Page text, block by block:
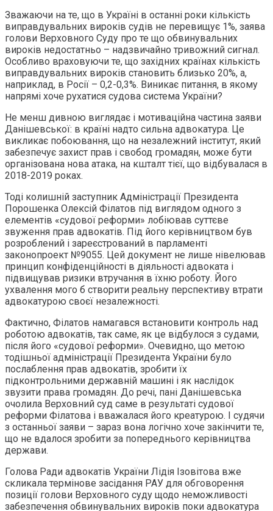
Зважаючи на те, що в Україні в останні роки кількість
виправдувальних вироків судів не перевищує 1%, заява
голови Верховного Суду про те що обвинувальних
вироків недостатньо – надзвичайно тривожний сигнал.
Особливо враховуючи те, що західних країнах кількість
виправдувальних вироків становить близько 20%, а,
наприклад, в Росії – 0,2-0,3%. Виникає питання, в якому
напрямі хоче рухатися судова система України?
Не менш дивною виглядає і мотиваційна частина заяви
Данішевської: в країні надто сильна адвокатура. Це
викликає побоювання, що на незалежний інститут, який
забезпечує захист прав і свобод громадян, може бути
організована нова атака, на кшталт тієї, що відбувалася в
2018-2019 роках.
Тоді колишній заступник Адміністрації Президента
Порошенка Олексій Філатов під виглядом одного з
елементів «судової реформи» лобіював суттєве
звуження прав адвокатів. Під його керівництвом був
розроблений і зареєстрований в парламенті
законопроект №9055. Цей документ не лише нівелював
принцип конфіденційності в діяльності адвоката і
підвищував ризики втручання в їхню роботу. Його
ухвалення мого б створити реальну перспективу втрати
адвокатурою своєї незалежності.
Фактично, Філатов намагався встановити контроль над
роботою адвокатів, так саме, як це відбулося з судами,
після його «судової реформи». Очевидно, що метою
тодішньої адміністрації Президента України було
послаблення прав адвокатів, зробити їх
підконтрольними державній машині і як наслідок
звузити права громадян. До речі, пані Данішевська
очолила Верховний суд саме в результаті судової
реформи Філатова і вважалася його креатурою. І судячи
з останньої заяви – зараз вона логічно хоче закінчити те,
що не вдалося зробити за попереднього керівництва
держави.
Голова Ради адвокатів України Лідія Ізовітова вже
скликала термінове засідання РАУ для обговорення
позиції голови Верховного суду щодо неможливості
забезпечення обвинувальних вироків поки адвокатура